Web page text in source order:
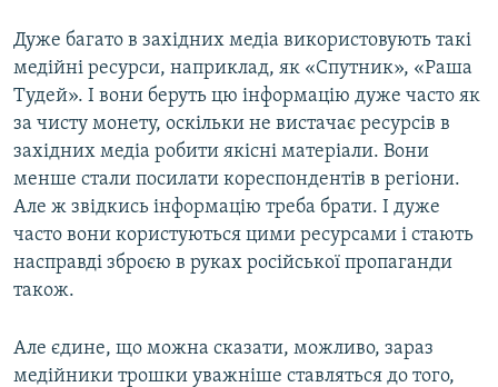
Дуже багато в західних медіа використовують такі
медійні ресурси, наприклад, як «Спутник», «Раша
Тудей». І вони беруть цю інформацію дуже часто як
за чисту монету, оскільки не вистачає ресурсів в
західних медіа робити якісні матеріали. Вони
менше стали посилати кореспондентів в регіони.
Але ж звідкись інформацію треба брати. І дуже
часто вони користуються цими ресурсами і стають
насправді зброєю в руках російської пропаганди
також.
Але єдине, що можна сказати, можливо, зараз
медійники трошки уважніше ставляться до того,